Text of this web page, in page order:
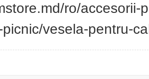
ro/accesorii-
vesela-pentru-